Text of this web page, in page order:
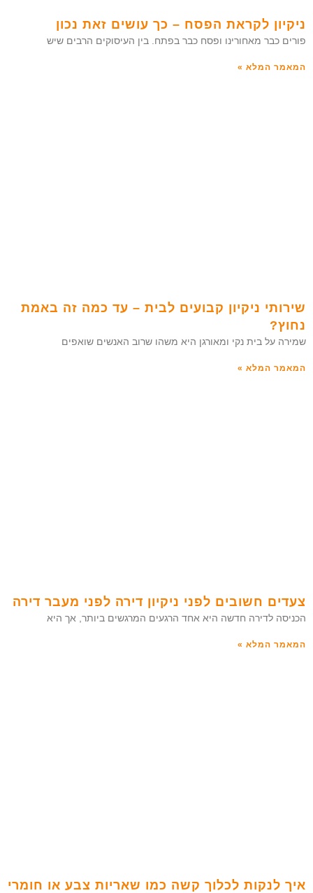
ניקיון לקראת הפסח – כך עושים זאת נכון
פורים כבר מאחורינו ופסח כבר בפתח. בין העיסוקים הרבים שיש
המאמר המלא »
שירותי ניקיון קבועים לבית – עד כמה זה באמת
נחוץ?
שמירה על בית נקי ומאורגן היא משהו שרוב האנשים שואפים
המאמר המלא »
צעדים חשובים לפני ניקיון דירה לפני מעבר דירה
הכניסה לדירה חדשה היא אחד הרגעים המרגשים ביותר, אך היא
המאמר המלא »
איך לנקות לכלוך קשה כמו שאריות צבע או חומרי